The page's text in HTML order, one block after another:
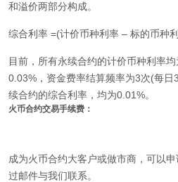
和溢价两部分构成。
综合利率 =(计价币种利率 – 标的币种
目前，所有永续合约的计价币种利率
0.03%，资金费率结算频率为3次(每日
续合约的综合利率，均为0.01%。
火币合约交易手续费：
成为火币合约大客户或做市商，可以
过邮件与我们联系。